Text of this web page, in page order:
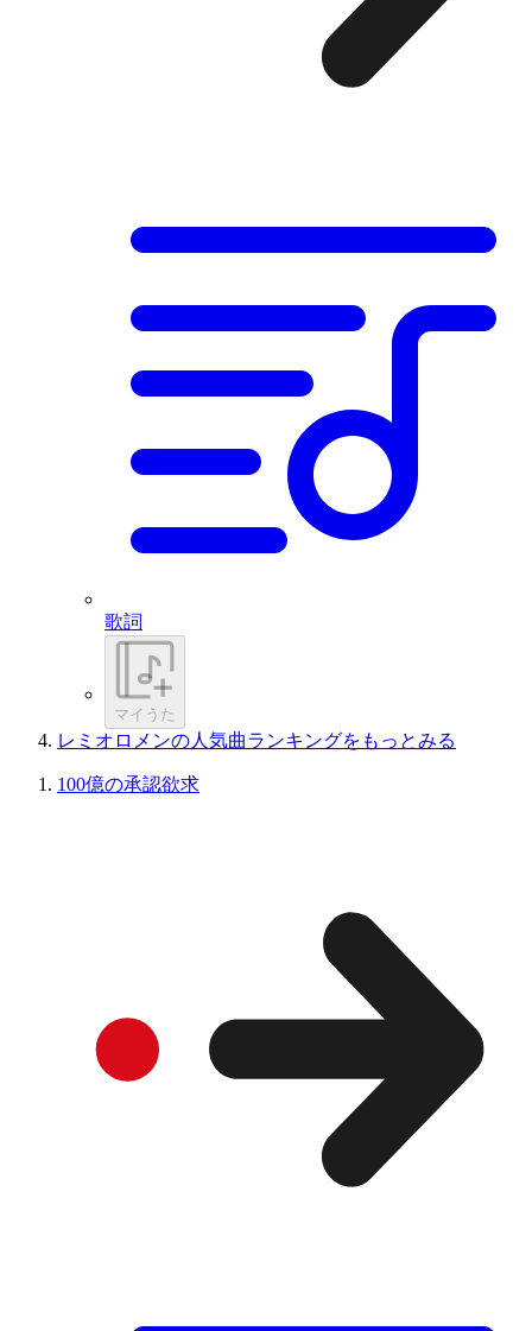
歌詞
マイうた
レミオロメンの人気曲ランキングをもっとみる
100億の承認欲求